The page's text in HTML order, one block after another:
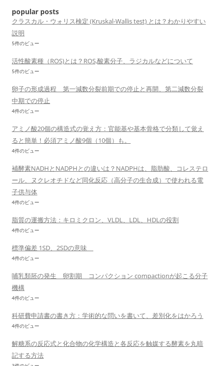
popular posts
クラスカル・ウォリス検定 (Kruskal-Wallis test) とは？わかりやすい
説明
5件のビュー
活性酸素種（ROS)とは？ROS,酸素分子、ラジカルなどについて
5件のビュー
卵子の形成過程 第一減数分裂前期での停止と再開、第二減数分裂
中期での停止
4件のビュー
アミノ酸20個の構造式の覚え方：官能基や基本骨格で分類して覚え
ると簡単！必須アミノ酸9個（10個）も。
4件のビュー
補酵素NADHとNADPHとの違いは？NADPHは、脂肪酸、コレステロ
ール、ヌクレオチドなど同化反応（高分子の生合成）で使われる電
子供与体
4件のビュー
脂質の運搬方法：キロミクロン、VLDL、LDL、HDLの役割
4件のビュー
標準偏差 1SD、2SDの意味
4件のビュー
哺乳類胚の発生 卵割期 コンパクション compactionが起こる分子
機構
4件のビュー
科研費申請書の書き方：学術的な問いを書いて、差別化をはかろう
4件のビュー
解糖系の反応式と化合物の化学構造と各反応を触媒する酵素を丸暗
記する方法